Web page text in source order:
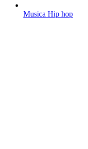
Musica Hip hop